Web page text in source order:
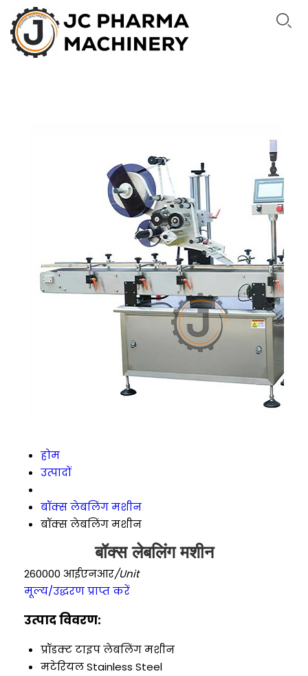
होम
उत्पादों
बॉक्स लेबलिंग मशीन
बॉक्स लेबलिंग मशीन
बॉक्स लेबलिंग मशीन
260000 आईएनआर/Unit
मूल्य/उद्धरण प्राप्त करें
उत्पाद विवरण:
प्रॉडक्ट टाइपलेबलिंग मशीन
मटेरियलStainless Steel